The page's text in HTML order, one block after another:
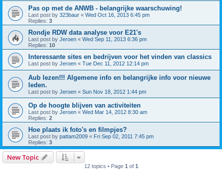
Pas op met de ANWB - belangrijke waarschuwing!
Last post by 323baur « Wed Oct 16, 2013 6:45 pm
Replies: 3
Rondje RDW data analyse voor E21's
Last post by Jeroen « Wed Sep 11, 2013 6:36 pm
Replies: 10
Interessante sites en bedrijven voor het vinden van classics
Last post by Jeroen « Tue Dec 11, 2012 12:14 pm
Aub lezen!!! Algemene info en belangrijke info voor nieuwe
leden.
Last post by Jeroen « Sun Nov 18, 2012 1:44 pm
Op de hoogte blijven van activiteiten
Last post by Jeroen « Wed Mar 14, 2012 8:30 am
Replies: 2
Hoe plaats ik foto's en filmpjes?
Last post by pattam2009 « Fri Sep 02, 2011 7:45 pm
Replies: 3
New Topic
12 topics • Page 1 of 1